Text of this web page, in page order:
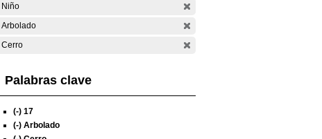
Niño
Arbolado
Cerro
Palabras clave
(-) 17
(-) Arbolado